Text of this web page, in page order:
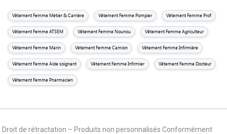
Vêtement Femme Métier & Carrière Vêtement Femme Pompier Vêtement Femme Prof
Vêtement Femme ATSEM Vêtement Femme Nounou Vêtement Femme Agriculteur
Vêtement Femme Marin Vêtement Femme Camion Vêtement Femme Infirmière
Vêtement Femme Aide soignant Vêtement Femme Infirmier Vêtement Femme Docteur
Vêtement Femme Pharmacien
Droit de rétractation – Produits non personnalisés Conformément